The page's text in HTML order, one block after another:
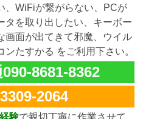
、WiFiが繋がらない、PCが
タを取り出したい、キーボー
画面が出てきて邪魔、ウイル
たすかる をご利用下さい。
8681-8362
2064
験で親切丁寧に作業させて